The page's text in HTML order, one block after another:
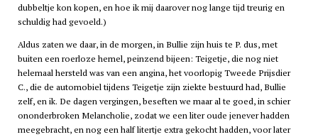
dubbeltje kon kopen, en hoe ik mij daarover nog lange tijd treurig en
schuldig had gevoeld.)
Aldus zaten we daar, in de morgen, in Bullie zijn huis te P. dus, met
buiten een roerloze hemel, peinzend bijeen: Teigetje, die nog niet
helemaal hersteld was van een angina, het voorlopig Tweede Prijsdier
C., die de automobiel tijdens Teigetje zijn ziekte bestuurd had, Bullie
zelf, en ik. De dagen vergingen, beseften we maar al te goed, in schier
ononderbroken Melancholie, zodat we een liter oude jenever hadden
meegebracht, en nog een half litertje extra gekocht hadden, voor later